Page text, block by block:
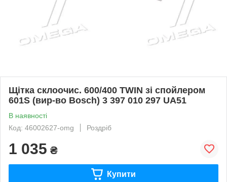
Щітка склоочис. 600/400 TWIN зі спойлером
601S (вир-во Bosch) 3 397 010 297 UA51
В наявності
Код: 46002627-omg
Роздріб
1 035 ₴
Купити